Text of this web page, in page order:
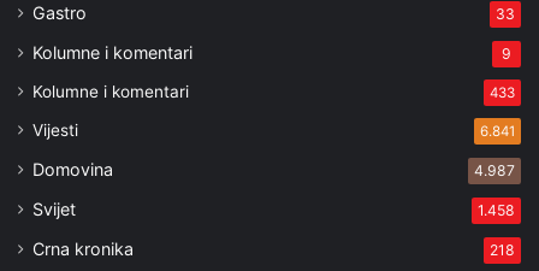
Gastro 33
Kolumne i komentari 9
Kolumne i komentari 433
Vijesti 6.841
Domovina 4.987
Svijet 1.458
Crna kronika 218